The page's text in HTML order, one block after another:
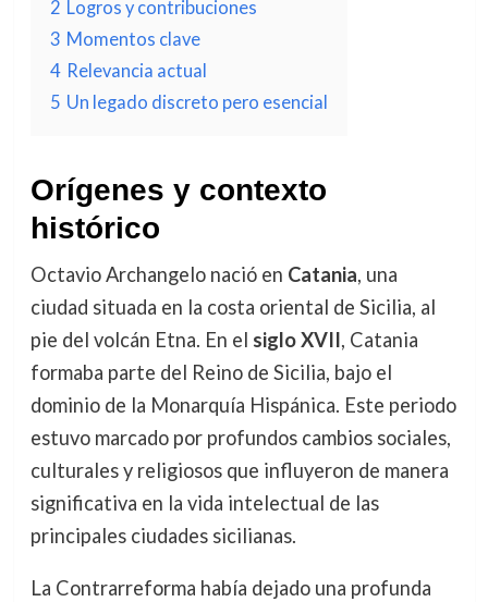
2 Logros y contribuciones
3 Momentos clave
4 Relevancia actual
5 Un legado discreto pero esencial
Orígenes y contexto
histórico
Octavio Archangelo nació en Catania, una
ciudad situada en la costa oriental de Sicilia, al
pie del volcán Etna. En el siglo XVII, Catania
formaba parte del Reino de Sicilia, bajo el
dominio de la Monarquía Hispánica. Este periodo
estuvo marcado por profundos cambios sociales,
culturales y religiosos que influyeron de manera
significativa en la vida intelectual de las
principales ciudades sicilianas.
La Contrarreforma había dejado una profunda